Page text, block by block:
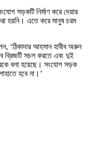
সড়কটি নির্মাণ করে দেয়ার
হয়নি। এতে করে মানুষ চরম
‘ঠিকাদার আহসান হাবীব অরুন
ব্রিজটি সচল করতে এবং দুই
বলা হয়েছে। সংযোগ সড়ক
হবে না।’